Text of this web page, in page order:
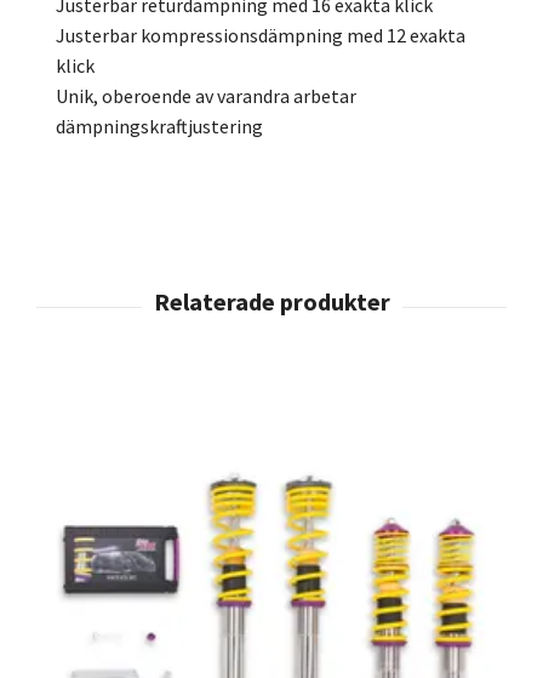
Justerbar returdämpning med 16 exakta klick
Justerbar kompressionsdämpning med 12 exakta
klick
Unik, oberoende av varandra arbetar
dämpningskraftjustering